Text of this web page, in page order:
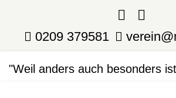
0209 379581
"Weil anders auch besonders